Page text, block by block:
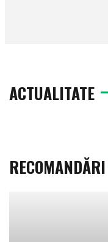
ACTUALITATE
RECOMANDĂRI